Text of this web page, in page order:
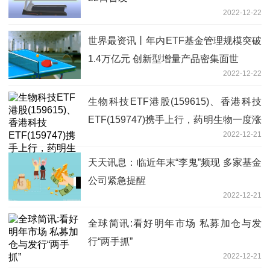
2022-12-22
世界最资讯丨年内ETF基金管理规模突破
1.4万亿元 创新型增量产品密集面世
2022-12-22
生物科技ETF港股(159615)、香港科技
ETF(159747)携手上行，药明生物一度涨
2022-12-21
天天讯息：临近年末“李鬼”频现 多家基金
公司紧急提醒
2022-12-21
全球简讯:看好明年市场 私募加仓与发
行“两手抓”
2022-12-21